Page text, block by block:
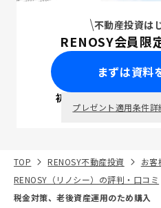
不動産投資は
RENOSY会員限
まずは資料
初回面談で
プレゼント適用条件詳
TOP RENOSY不動産投資
お客
RENOSY（リノシー）の評判・口コミ
税金対策、老後資産運用のため購入